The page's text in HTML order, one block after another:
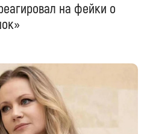
на фейки о